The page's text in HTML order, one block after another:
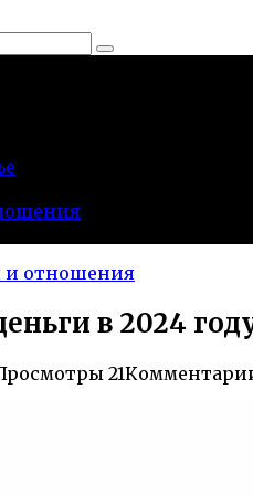
и отношения
в 2024
21